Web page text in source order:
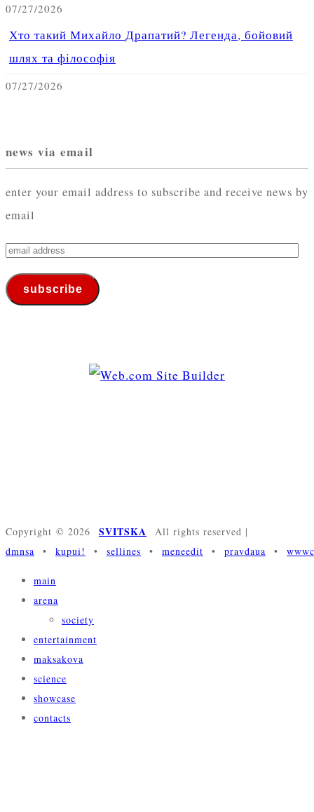
07/27/2026
Хто такий Михайло Драпатий? Легенда, бойовий
шлях та філософія
07/27/2026
news via email
enter your email address to subscribe and receive news by
email
email
address
subscribe
Copyright © 2026 SVITSKA All rights reserved |
dmnsa • kupui! • sellines • meneedit • pravdaua •
main
arena
society
entertainment
maksakova
science
showcase
contacts